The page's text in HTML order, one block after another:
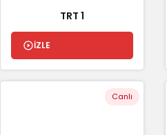
TRT 1
İZLE
Canlı